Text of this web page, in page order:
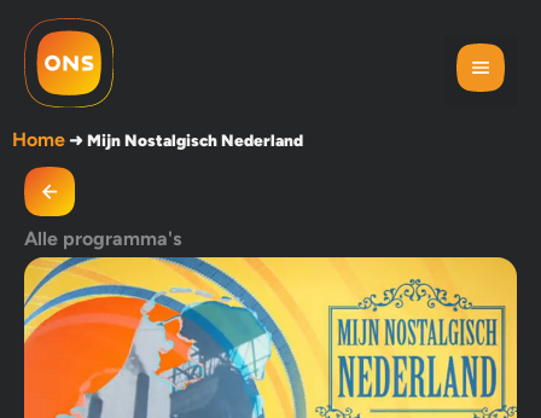
Home➜Mijn Nostalgisch Nederland
Alle programma's